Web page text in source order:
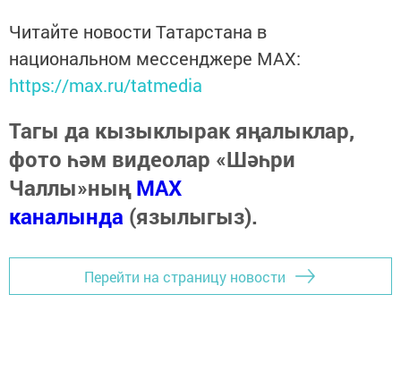
Читайте новости Татарстана в
национальном мессенджере MАХ:
https://max.ru/tatmedia
Тагы да кызыклырак яңалыклар,
фото һәм видеолар «Шәһри
Чаллы»ныңMAX
каналында (язылыгыз).
Перейти на страницу новости